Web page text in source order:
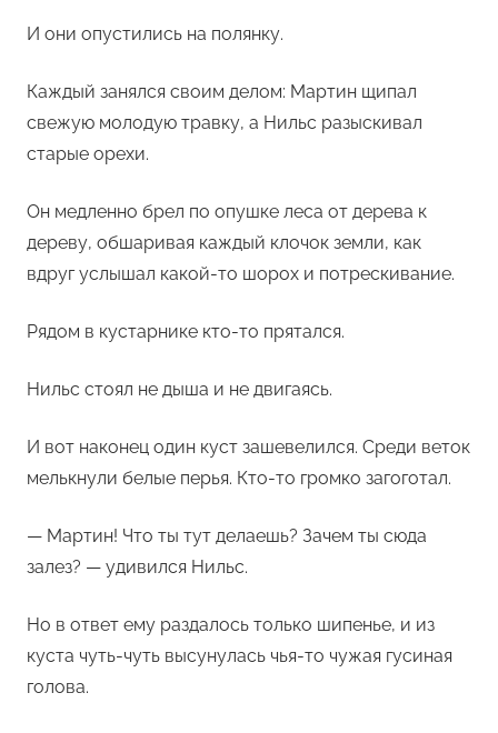
И они опустились на полянку.
Каждый занялся своим делом: Мартин щипал
свежую молодую травку, а Нильс разыскивал
старые орехи.
Он медленно брел по опушке леса от дерева к
дереву, обшаривая каждый клочок земли, как
вдруг услышал какой-то шорох и потрескивание.
Рядом в кустарнике кто-то прятался.
Нильс стоял не дыша и не двигаясь.
И вот наконец один куст зашевелился. Среди веток
мелькнули белые перья. Кто-то громко загоготал.
— Мартин! Что ты тут делаешь? Зачем ты сюда
залез? — удивился Нильс.
Но в ответ ему раздалось только шипенье, и из
куста чуть-чуть высунулась чья-то чужая гусиная
голова.